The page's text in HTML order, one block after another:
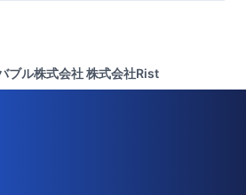
ブル株式会社 株式会社Rist